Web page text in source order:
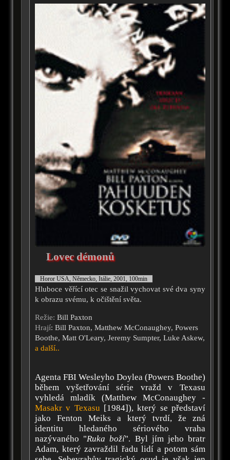
Lovec démonů
Horor USA, Německo, Itálie, 2001, 100min
Hluboce věřící otec se snažil vychovat své dva syny
k obrazu svému, k očištění světa.
Režie: Bill Paxton
Hrají: Bill Paxton, Matthew McConaughey, Powers
Boothe, Matt O'Leary, Jeremy Sumpter, Luke Askew,
a další..
Agenta FBI Wesleyho Doylea (Powers Boothe)
během vyšetřování série vražd v Texasu
vyhledá mladík (Matthew McConaughey -
Masakr v Texasu [1984]), který se představí
jako Fenton Meiks a který tvrdí, že zná
identitu hledaného sériového vraha
nazývaného "Ruka boží". Byl jím jeho bratr
Adam, který zavraždil řadu lidí a potom sám